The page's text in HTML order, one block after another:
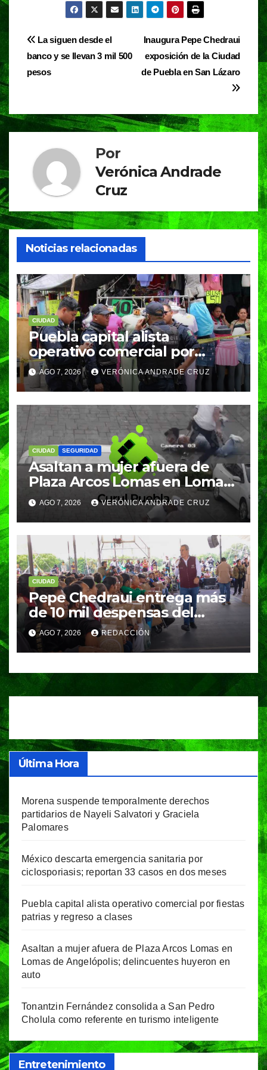
e
b
o
k
at
s
A
e
a
t
Navegación
de
Inaugura Pepe Chedraui
exposición de la Ciudad
de Puebla en San Lázaro
La siguen desde el
banco y se llevan 3 mil 500
pesos
Por
Verónica Andrade
Cruz
Noticias relacionadas
CIUDAD
Puebla capital alista
operativo comercial por
fiestas patrias y regreso a
clases
AGO 7, 2026 VERÓNICA ANDRADE CRUZ
CIUDAD SEGURIDAD
Asaltan a mujer afuera de
Plaza Arcos Lomas en Lomas
de Angelópolis; delincuentes
huyeron en auto
AGO 7, 2026 VERÓNICA ANDRADE CRUZ
CIUDAD
Pepe Chedraui entrega más
de 10 mil despensas del
programa “Alimentación
Imparable” en la Laguna de
Chapulco
AGO 7, 2026 REDACCIÓN
Última Hora
Morena suspende temporalmente derechos
partidarios de Nayeli Salvatori y Graciela
Palomares
México descarta emergencia sanitaria por
ciclosporiasis; reportan 33 casos en dos meses
Puebla capital alista operativo comercial por fiestas
patrias y regreso a clases
Asaltan a mujer afuera de Plaza Arcos Lomas en
Lomas de Angelópolis; delincuentes huyeron en
auto
Tonantzin Fernández consolida a San Pedro
Cholula como referente en turismo inteligente
Entretenimiento